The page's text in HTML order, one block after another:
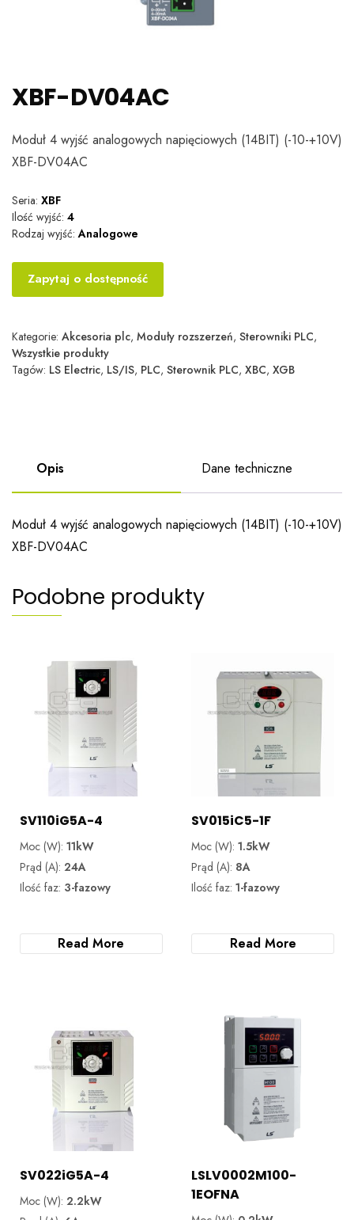
XBF-DV04AC
Moduł 4 wyjść analogowych napięciowych (14BIT) (-10-+10V)
XBF-DV04AC
Seria: XBF
Ilość wyjść: 4
Rodzaj wyjść: Analogowe
Zapytaj o dostępność
Kategorie: Akcesoria plc, Moduły rozszerzeń, Sterowniki PLC,
Wszystkie produkty
Tagów: LS Electric, LS/IS, PLC, Sterownik PLC, XBC, XGB
Opis Dane techniczne
Moduł 4 wyjść analogowych napięciowych (14BIT) (-10-+10V)
XBF-DV04AC
Podobne produkty
SV110iG5A-4
Moc (W): 11kW
Prąd (A): 24A
Ilość faz: 3-fazowy
Read More
SV015iC5-1F
Moc (W):1.5kW
Prąd (A): 8A
Ilość faz:1-fazowy
Read More
SV022iG5A-4
Moc (W): 2.2kW
LSLV0002M100-
1EOFNA